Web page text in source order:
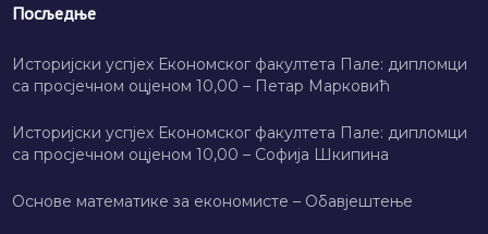
Посљедње
Историјски успјех Економског факултета Пале: дипломци
са просјечном оцјеном 10,00 – Петар Марковић
Историјски успјех Економског факултета Пале: дипломци
са просјечном оцјеном 10,00 – Софија Шкипина
Основе математике за економисте – Обавјештење